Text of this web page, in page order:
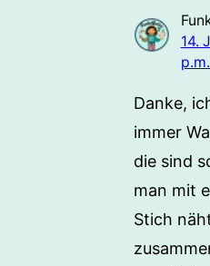
14.
Danke,
immer
die sind
man mit
Stich